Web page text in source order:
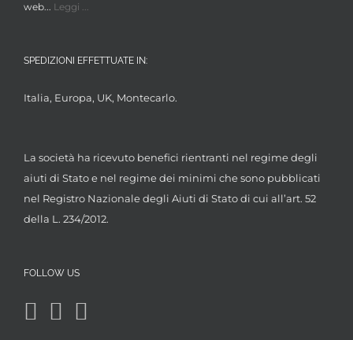
web... Leggi ...
SPEDIZIONI EFFETTUATE IN:
Italia, Europa, UK, Montecarlo.
La società ha ricevuto benefici rientranti nel regime degli
aiuti di Stato e nel regime dei minimi che sono pubblicati
nel Registro Nazionale degli Aiuti di Stato di cui all’art. 52
della L. 234/2012.
FOLLOW US